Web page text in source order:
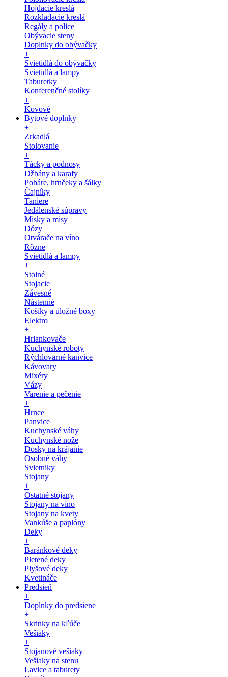
Hojdacie kreslá
Rozkladacie kreslá
Regály a police
Obývacie steny
Doplnky do obývačky
+
Svietidlá do obývačky
Svietidlá a lampy
Taburetky
Konferenčné stolíky
+
Kovové
Bytové doplnky
+
Zrkadlá
Stolovanie
+
Tácky a podnosy
Džbány a karafy
Poháre, hrnčeky a šálky
Čajníky
Taniere
Jedálenské súpravy
Misky a misy
Dózy
Otvárače na víno
Rôzne
Svietidlá a lampy
+
Stolné
Stojacie
Závesné
Nástenné
Košíky a úložné boxy
Elektro
+
Hriankovače
Kuchynské roboty
Rýchlovarné kanvice
Kávovary
Mixéry
Vázy
Varenie a pečenie
+
Hrnce
Panvice
Kuchynské váhy
Kuchynské nože
Dosky na krájanie
Osobné váhy
Svietniky
Stojany
+
Ostatné stojany
Stojany na víno
Stojany na kvety
Vankúše a paplóny
Deky
+
Baránkové deky
Pletené deky
Plyšové deky
Kvetináče
Predsieň
+
Doplnky do predsiene
+
Skrinky na kľúče
Vešiaky
+
Stojanové vešiaky
Vešiaky na stenu
Lavice a taburety